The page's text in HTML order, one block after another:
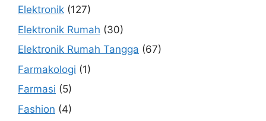
Elektronik (127)
Elektronik Rumah (30)
Elektronik Rumah Tangga (67)
Farmakologi (1)
Farmasi (5)
Fashion (4)